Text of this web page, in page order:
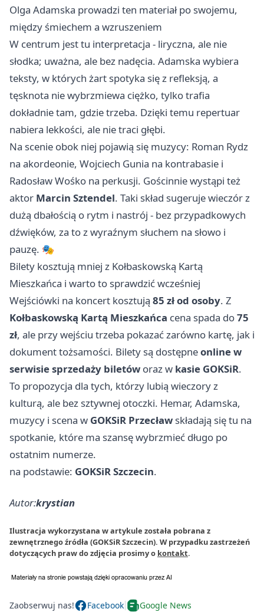
Olga Adamska prowadzi ten materiał po swojemu,
między śmiechem a wzruszeniem
W centrum jest tu interpretacja - liryczna, ale nie
słodka; uważna, ale bez nadęcia. Adamska wybiera
teksty, w których żart spotyka się z refleksją, a
tęsknota nie wybrzmiewa ciężko, tylko trafia
dokładnie tam, gdzie trzeba. Dzięki temu repertuar
nabiera lekkości, ale nie traci głębi.
Na scenie obok niej pojawią się muzycy: Roman Rydz
na akordeonie, Wojciech Gunia na kontrabasie i
Radosław Wośko na perkusji. Gościnnie wystąpi też
aktor Marcin Sztendel. Taki skład sugeruje wieczór z
dużą dbałością o rytm i nastrój - bez przypadkowych
dźwięków, za to z wyraźnym słuchem na słowo i
pauzę. 🎭
Bilety kosztują mniej z Kołbaskowską Kartą
Mieszkańca i warto to sprawdzić wcześniej
Wejściówki na koncert kosztują 85 zł od osoby. Z
Kołbaskowską Kartą Mieszkańca cena spada do75
zł, ale przy wejściu trzeba pokazać zarówno kartę, jak i
dokument tożsamości. Bilety są dostępneonline w
serwisie sprzedaży biletów oraz w kasie GOKSiR.
To propozycja dla tych, którzy lubią wieczory z
kulturą, ale bez sztywnej otoczki. Hemar, Adamska,
muzycy i scena w GOKSiR Przecław składają się tu na
spotkanie, które ma szansę wybrzmieć długo po
ostatnim numerze.
na podstawie: GOKSiR Szczecin.
Autor:krystian
Ilustracja wykorzystana w artykule została pobrana z
zewnętrznego źródła (GOKSiR Szczecin). W przypadku zastrzeżeń
dotyczących praw do zdjęcia prosimy o kontakt.
Zaobserwuj nas! Facebook Google News